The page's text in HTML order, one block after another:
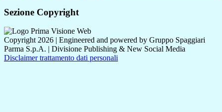
Sezione Copyright
Copyright 2026 | Engineered and powered by Gruppo Spaggiari
Parma S.p.A. | Divisione Publishing & New Social Media
Disclaimer trattamento dati personali